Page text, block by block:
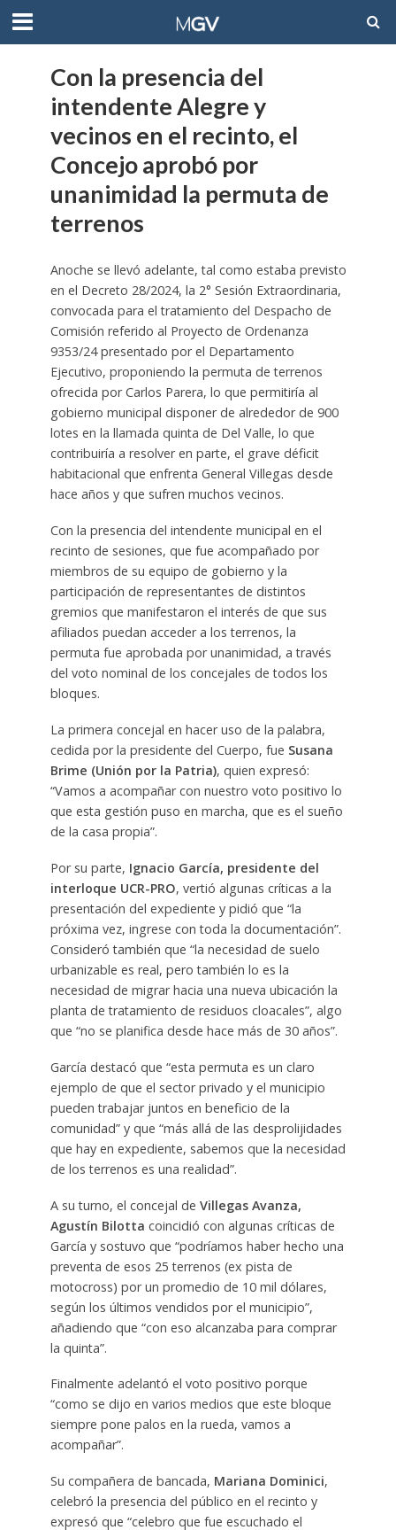
Con la presencia del
intendente Alegre y
vecinos en el recinto, el
Concejo aprobó por
unanimidad la permuta de
terrenos
Anoche se llevó adelante, tal como estaba previsto
en el Decreto 28/2024, la 2° Sesión Extraordinaria,
convocada para el tratamiento del Despacho de
Comisión referido al Proyecto de Ordenanza
9353/24 presentado por el Departamento
Ejecutivo, proponiendo la permuta de terrenos
ofrecida por Carlos Parera, lo que permitiría al
gobierno municipal disponer de alrededor de 900
lotes en la llamada quinta de Del Valle, lo que
contribuiría a resolver en parte, el grave déficit
habitacional que enfrenta General Villegas desde
hace años y que sufren muchos vecinos.
Con la presencia del intendente municipal en el
recinto de sesiones, que fue acompañado por
miembros de su equipo de gobierno y la
participación de representantes de distintos
gremios que manifestaron el interés de que sus
afiliados puedan acceder a los terrenos, la
permuta fue aprobada por unanimidad, a través
del voto nominal de los concejales de todos los
bloques.
La primera concejal en hacer uso de la palabra,
cedida por la presidente del Cuerpo, fue Susana
Brime (Unión por la Patria), quien expresó:
“Vamos a acompañar con nuestro voto positivo lo
que esta gestión puso en marcha, que es el sueño
de la casa propia”.
Por su parte, Ignacio García, presidente del
interloque UCR-PRO, vertió algunas críticas a la
presentación del expediente y pidió que “la
próxima vez, ingrese con toda la documentación”.
Consideró también que “la necesidad de suelo
urbanizable es real, pero también lo es la
necesidad de migrar hacia una nueva ubicación la
planta de tratamiento de residuos cloacales”, algo
que “no se planifica desde hace más de 30 años”.
García destacó que “esta permuta es un claro
ejemplo de que el sector privado y el municipio
pueden trabajar juntos en beneficio de la
comunidad” y que “más allá de las desprolijidades
que hay en expediente, sabemos que la necesidad
de los terrenos es una realidad”.
A su turno, el concejal de Villegas Avanza,
Agustín Bilotta coincidió con algunas críticas de
García y sostuvo que “podríamos haber hecho una
preventa de esos 25 terrenos (ex pista de
motocross) por un promedio de 10 mil dólares,
según los últimos vendidos por el municipio”,
añadiendo que “con eso alcanzaba para comprar
la quinta”.
Finalmente adelantó el voto positivo porque
“como se dijo en varios medios que este bloque
siempre pone palos en la rueda, vamos a
acompañar”.
Su compañera de bancada, Mariana Dominici,
celebró la presencia del público en el recinto y
expresó que “celebro que fue escuchado el